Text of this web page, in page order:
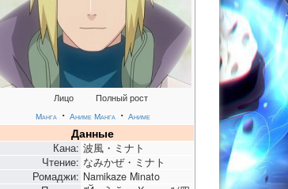
Лицо
Манга ・ Аниме
Полный рост
Манга ・ Аниме
Данные
Кана: 波風・ミナト
Чтение: なみかぜ・ミナト
Ромаджи: Namikaze Minato